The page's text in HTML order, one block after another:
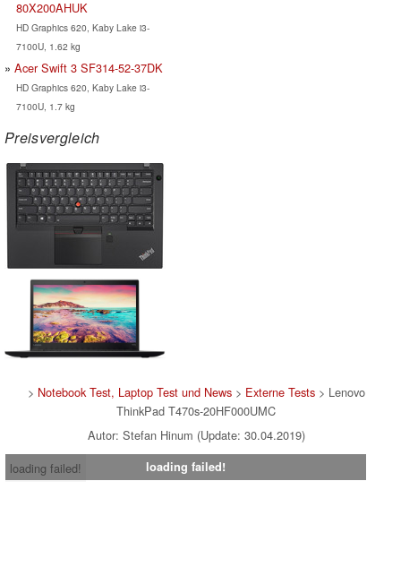
80X200AHUK
HD Graphics 620, Kaby Lake i3-
7100U, 1.62 kg
Acer Swift 3 SF314-52-37DK
HD Graphics 620, Kaby Lake i3-
7100U, 1.7 kg
Preisvergleich
> Notebook Test, Laptop Test und News> Externe Tests> Lenovo
ThinkPad T470s-20HF000UMC
Autor: Stefan Hinum (Update: 30.04.2019)
loading failed!
loading failed!